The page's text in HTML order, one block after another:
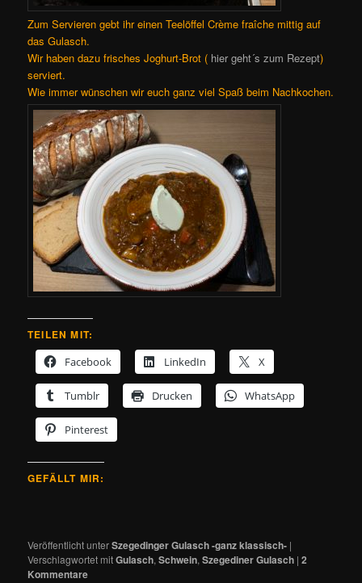
Zum Servieren gebt ihr einen Teelöffel Crème fraîche mittig auf
das Gulasch.
Wir haben dazu frisches Joghurt-Brot ( hier geht´s zum Rezept)
serviert.
Wie immer wünschen wir euch ganz viel Spaß beim Nachkochen.
TEILEN MIT:
Facebook
LinkedIn X
Tumblr Drucken WhatsApp
Pinterest
GEFÄLLT MIR:
Veröffentlicht unterSzegedinger Gulasch -ganz klassisch- |
Verschlagwortet mitGulasch,Schwein,Szegediner Gulasch |2
Kommentare